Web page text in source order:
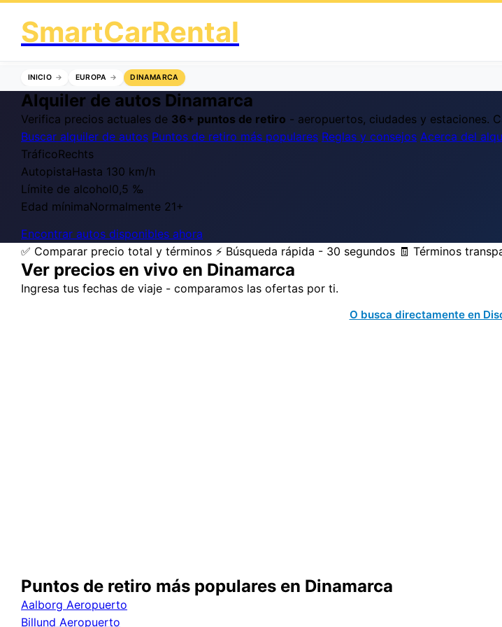
SmartCarRental
INICIO EUROPA DINAMARCA
Alquiler de autos Dinamarca
Verifica precios actuales de 36+ puntos de retiro - aeropuertos, ciudades y estaciones.
Buscar alquiler de autos Puntos de retiro más populares Reglas y consejos Acerca del
TráficoRechts
AutopistaHasta 130 km/h
Límite de alcohol0,5 ‰
Edad mínimaNormalmente 21+
Encontrar autos disponibles ahora
✅ Comparar precio total y términos ⚡ Búsqueda rápida - 30 segundos 🧾 Términos
Ver precios en vivo en Dinamarca
Ingresa tus fechas de viaje - comparamos las ofertas por ti.
O busca directamente en
Puntos de retiro más populares en Dinamarca
Aalborg Aeropuerto
Billund Aeropuerto